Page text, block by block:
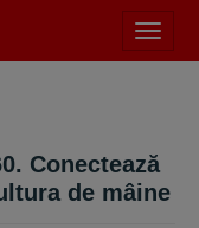
meniu
Conectează
de mâine